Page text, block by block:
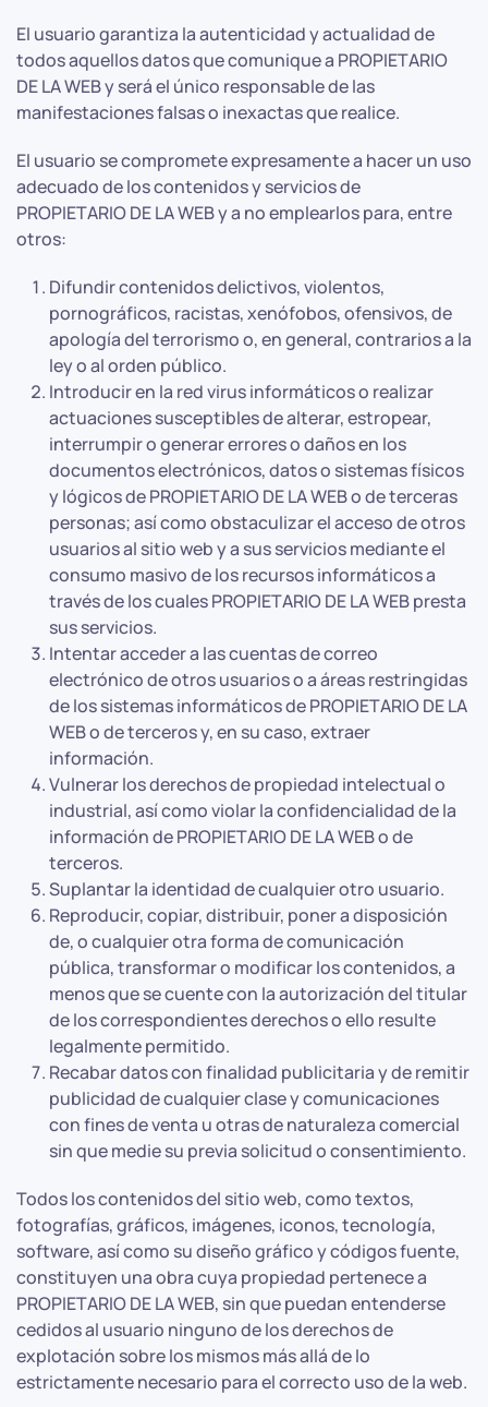
El usuario garantiza la autenticidad y actualidad de
todos aquellos datos que comunique a PROPIETARIO
DE LA WEB y será el único responsable de las
manifestaciones falsas o inexactas que realice.
El usuario se compromete expresamente a hacer un uso
adecuado de los contenidos y servicios de
PROPIETARIO DE LA WEB y a no emplearlos para, entre
otros:
Difundir contenidos delictivos, violentos,
pornográficos, racistas, xenófobos, ofensivos, de
apología del terrorismo o, en general, contrarios a la
ley o al orden público.
Introducir en la red virus informáticos o realizar
actuaciones susceptibles de alterar, estropear,
interrumpir o generar errores o daños en los
documentos electrónicos, datos o sistemas físicos
y lógicos de PROPIETARIO DE LA WEB o de terceras
personas; así como obstaculizar el acceso de otros
usuarios al sitio web y a sus servicios mediante el
consumo masivo de los recursos informáticos a
través de los cuales PROPIETARIO DE LA WEB presta
sus servicios.
Intentar acceder a las cuentas de correo
electrónico de otros usuarios o a áreas restringidas
de los sistemas informáticos de PROPIETARIO DE LA
WEB o de terceros y, en su caso, extraer
información.
Vulnerar los derechos de propiedad intelectual o
industrial, así como violar la confidencialidad de la
información de PROPIETARIO DE LA WEB o de
terceros.
Suplantar la identidad de cualquier otro usuario.
Reproducir, copiar, distribuir, poner a disposición
de, o cualquier otra forma de comunicación
pública, transformar o modificar los contenidos, a
menos que se cuente con la autorización del titular
de los correspondientes derechos o ello resulte
legalmente permitido.
Recabar datos con finalidad publicitaria y de remitir
publicidad de cualquier clase y comunicaciones
con fines de venta u otras de naturaleza comercial
sin que medie su previa solicitud o consentimiento.
Todos los contenidos del sitio web, como textos,
fotografías, gráficos, imágenes, iconos, tecnología,
software, así como su diseño gráfico y códigos fuente,
constituyen una obra cuya propiedad pertenece a
PROPIETARIO DE LA WEB, sin que puedan entenderse
cedidos al usuario ninguno de los derechos de
explotación sobre los mismos más allá de lo
estrictamente necesario para el correcto uso de la web.